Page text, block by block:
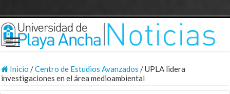
Inicio /Centro de Estudios Avanzados /UPLA lidera
investigaciones en el área medioambiental